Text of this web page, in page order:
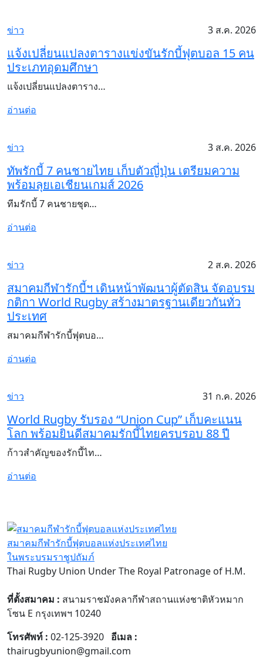
ข่าว 3 ส.ค. 2026
แจ้งเปลี่ยนแปลงตารางแข่งขันรักบี้ฟุตบอล 15 คน
ประเภทอุดมศึกษา
แจ้งเปลี่ยนแปลงตาราง…
อ่านต่อ
ข่าว 3 ส.ค. 2026
ทัพรักบี้ 7 คนชายไทย เก็บตัวญี่ปุ่น เตรียมความ
พร้อมลุยเอเชียนเกมส์ 2026
ทีมรักบี้ 7 คนชายชุด…
อ่านต่อ
ข่าว 2 ส.ค. 2026
สมาคมกีฬารักบี้ฯ เดินหน้าพัฒนาผู้ตัดสิน จัดอบรม
กติกา World Rugby สร้างมาตรฐานเดียวกันทั่ว
ประเทศ
สมาคมกีฬารักบี้ฟุตบอ…
อ่านต่อ
ข่าว 31 ก.ค. 2026
World Rugby รับรอง “Union Cup” เก็บคะแนน
โลก พร้อมยินดีสมาคมรักบี้ไทยครบรอบ 88 ปี
ก้าวสำคัญของรักบี้ไท…
อ่านต่อ
สมาคมกีฬารักบี้ฟุตบอลแห่งประเทศไทย
ในพระบรมราชูปถัมภ์
Thai Rugby Union Under The Royal Patronage of H.M.
ที่ตั้งสมาคม : สนามราชมังคลากีฬาสถานแห่งชาติหัวหมาก
โซน E กรุงเทพฯ 10240
โทรศัพท์ : 02-125-3920 อีเมล :
thairugbyunion@gmail.com